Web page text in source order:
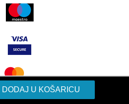
DODAJ U KOŠARICU
i development: